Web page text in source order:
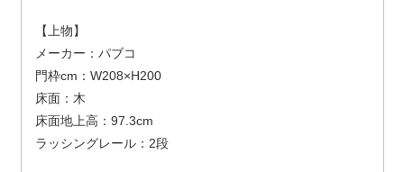
【上物】
メーカー：パブコ
門枠cm：W208×H200
床面：木
床面地上高：97.3cm
ラッシングレール：2段